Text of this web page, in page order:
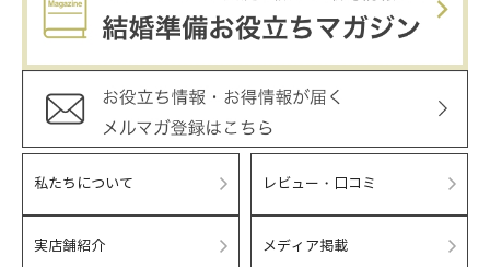
私たちについて レビュー・口コミ
実店舗紹介 メディア掲載